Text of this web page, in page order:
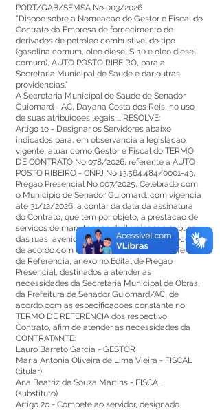
PORT/GAB/SEMSA No 003/2026
"Dispoe sobre a Nomeacao do Gestor e Fiscal do
Contrato da Empresa de fornecimento de
derivados de petroleo combustivel do tipo
(gasolina comum, oleo diesel S-10 e oleo diesel
comum), AUTO POSTO RIBEIRO, para a
Secretaria Municipal de Saude e dar outras
providencias."
A Secretaria Municipal de Saude de Senador
Guiomard - AC, Dayana Costa dos Reis, no uso
de suas atribuicoes legais ... RESOLVE:
Artigo 1o - Designar os Servidores abaixo
indicados para, em observancia a legislacao
vigente, atuar como Gestor e Fiscal do TERMO
DE CONTRATO No 078/2026, referente a AUTO
POSTO RIBEIRO - CNPJ No 13.564.484/0001-43,
Pregao Presencial No 007/2025, Celebrado com
o Municipio de Senador Guiomard, com vigencia
ate 31/12/2026, a contar da data da assinatura
do Contrato, que tem por objeto, a prestacao de
servicos de manutencao da iluminacao publica
das ruas, avenidas e pracas, que deverao ocorrer
de acordo com o estabelecido no Edital e Termo
de Referencia, anexo no Edital de Pregao
Presencial, destinados a atender as
necessidades da Secretaria Municipal de Obras,
da Prefeitura de Senador Guiomard/AC, de
acordo com as especificacoes constante no
TERMO DE REFERENCIA dos respectivo
Contrato, afim de atender as necessidades da
CONTRATANTE:
Lauro Barreto Garcia - GESTOR
Maria Antonia Oliveira de Lima Vieira - FISCAL
(titular)
Ana Beatriz de Souza Martins - FISCAL
(substituto)
Artigo 2o - Compete ao servidor, designado